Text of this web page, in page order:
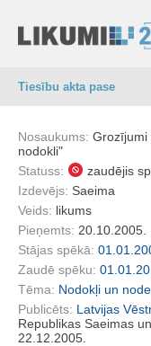
Tiesību akta pase
Nosaukums: Grozījumi
nodokli"
Statuss:
zaudējis
Izdevējs: Saeima
Veids: likums
Pieņemts: 20.10.2005.
Stājas spēkā:
Zaudē spēku:
Tēma: Nodokļi un
Publicēts: Latvijas
Republikas Saeimas
22.12.2005.